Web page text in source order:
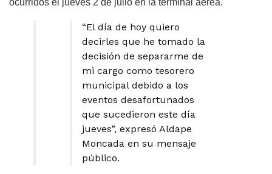
“El día de hoy quiero
decirles que he tomado la
decisión de separarme de
mi cargo como tesorero
municipal debido a los
eventos desafortunados
que sucedieron este día
jueves”, expresó Aldape
Moncada en su mensaje
público.